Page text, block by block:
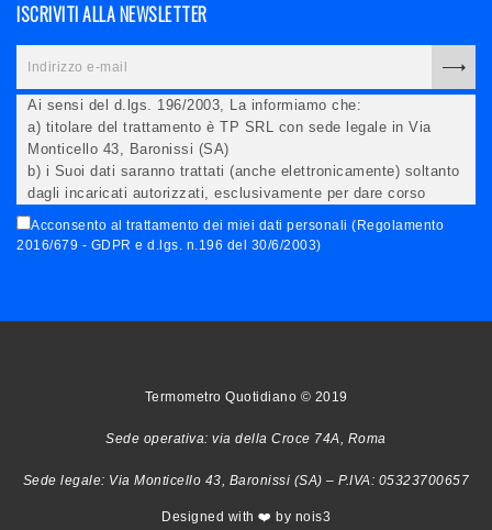
ISCRIVITI ALLA NEWSLETTER
Ai sensi del d.lgs. 196/2003, La informiamo che:
a) titolare del trattamento è TP SRL con sede legale in Via
Monticello 43, Baronissi (SA)
b) i Suoi dati saranno trattati (anche elettronicamente) soltanto
dagli incaricati autorizzati, esclusivamente per dare corso
all'invio della newsletter e per l'invio (anche via email) di
informazioni relative alle iniziative del Titolare;
responsabile per conoscere i Suoi dati, verificare le modalità
all'invio di materiale. Preso atto di quanto precede, acconsento
Acconsento al trattamento dei miei dati personali (Regolamento
2016/679 - GDPR e d.lgs. n.196 del 30/6/2003)
Termometro Quotidiano © 2019
Sede operativa: via della Croce 74A, Roma
Sede legale: Via Monticello 43, Baronissi (SA) – P.IVA: 05323700657
Designed with ❤️ by nois3